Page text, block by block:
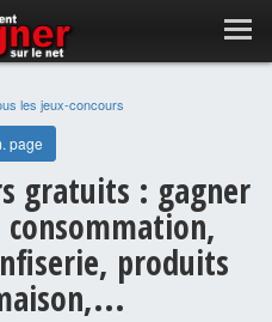
les jeux-concours
page
gratuits : gagner
produits